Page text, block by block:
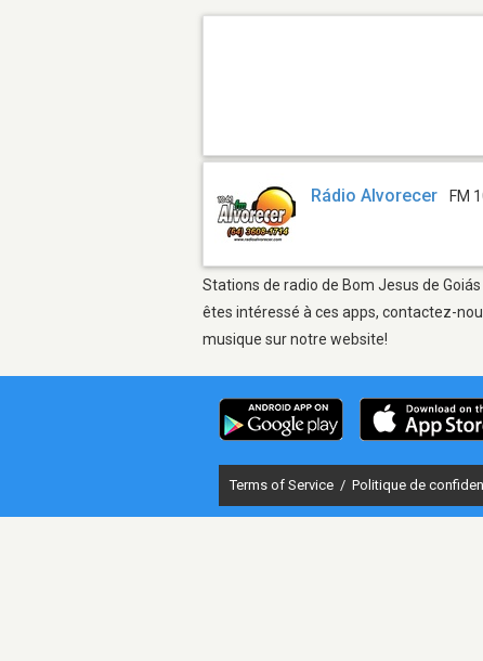
Rádio Alvorecer FM
Stations de radio de Bom Jesus de
êtes intéressé à ces apps, contactez-
musique sur notre website!
Terms of Service / Politique de